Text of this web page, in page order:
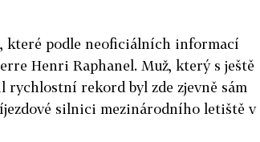
které podle neoficiálních informací
Henri Raphanel. Muž, který s ještě
rychlostní rekord byl zde zjevně sám
silnici mezinárodního letiště v